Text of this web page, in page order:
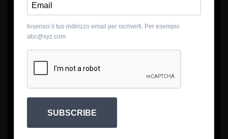
Inserisci il tuo indirizzo email per iscriverti. Per esempio
abc@xyz.com
SUBSCRIBE